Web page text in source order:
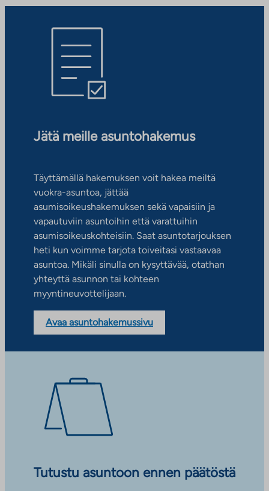
Jätä meille asuntohakemus
Täyttämällä hakemuksen voit hakea meiltä
vuokra-asuntoa, jättää
asumisoikeushakemuksen sekä vapaisiin ja
vapautuviin asuntoihin että varattuihin
asumisoikeuskohteisiin. Saat asuntotarjouksen
heti kun voimme tarjota toiveitasi vastaavaa
asuntoa. Mikäli sinulla on kysyttävää, otathan
yhteyttä asunnon tai kohteen
myyntineuvottelijaan.
Avaa asuntohakemussivu
Tutustu asuntoon ennen päätöstä